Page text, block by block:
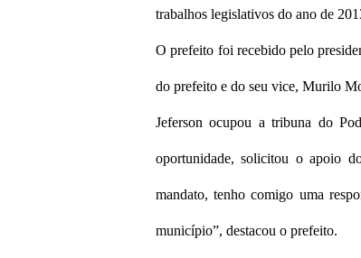
trabalhos legislativos do ano de
O prefeito foi recebido pelo
do prefeito e do seu vice, Murilo
Jeferson ocupou a tribuna do
oportunidade, solicitou o apoio
mandato, tenho comigo uma
município”, destacou o prefeito.